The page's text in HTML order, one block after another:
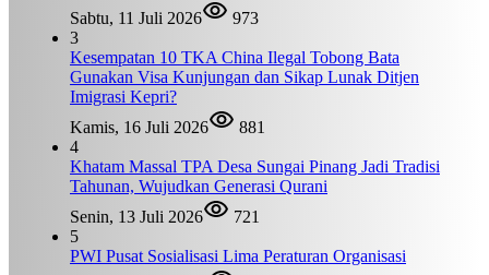
Sabtu, 11 Juli 2026
973
3
Kesempatan 10 TKA China Ilegal Tobong Bata
Gunakan Visa Kunjungan dan Sikap Lunak Ditjen
Imigrasi Kepri?
Kamis, 16 Juli 2026
881
4
Khatam Massal TPA Desa Sungai Pinang Jadi Tradisi
Tahunan, Wujudkan Generasi Qurani
Senin, 13 Juli 2026
721
5
PWI Pusat Sosialisasi Lima Peraturan Organisasi